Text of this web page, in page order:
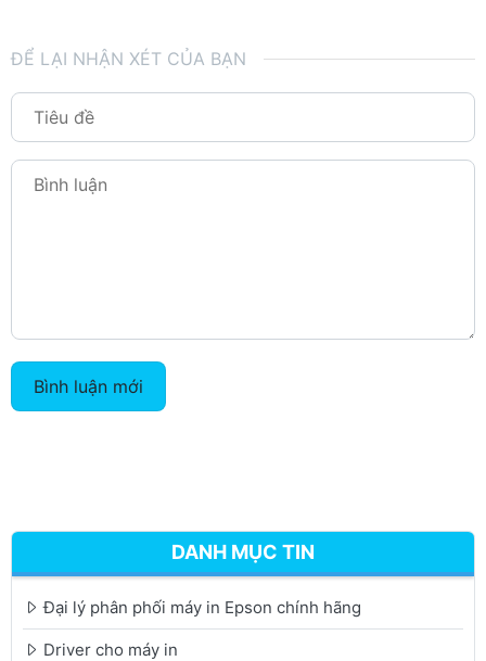
ĐỂ LẠI NHẬN XÉT CỦA BẠN
Bình luận mới
DANH MỤC TIN
Đại lý phân phối máy in Epson chính hãng
Driver cho máy in